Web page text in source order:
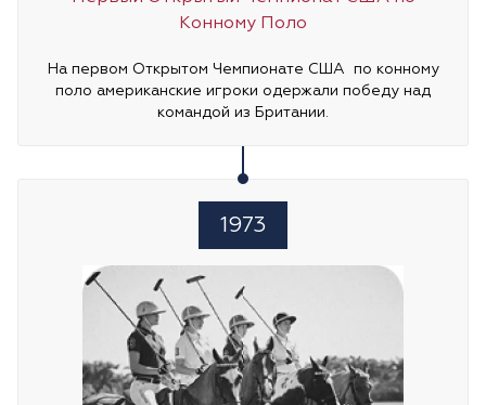
Конному Поло
На первом Открытом Чемпионате США по конному
поло американские игроки одержали победу над
командой из Британии.
1973